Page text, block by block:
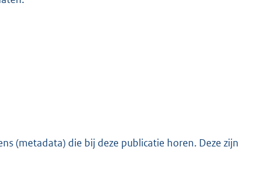
(metadata) die bij deze publicatie horen. Deze zijn